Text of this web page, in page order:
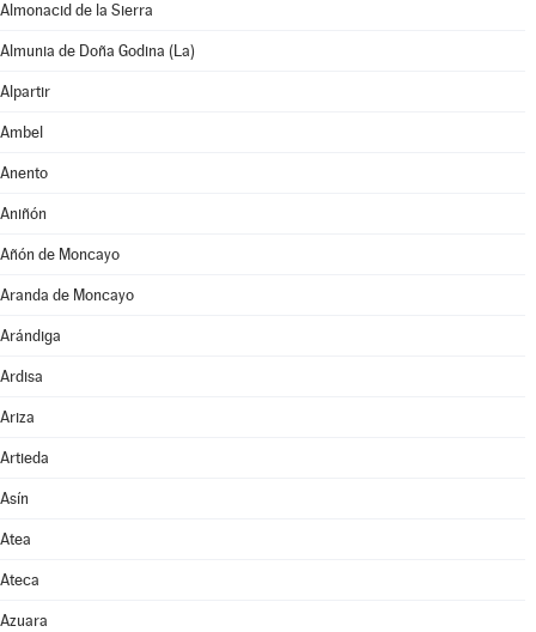
Almonacid de la Sierra
Almunia de Doña Godina (La)
Alpartir
Ambel
Anento
Aniñón
Añón de Moncayo
Aranda de Moncayo
Arándiga
Ardisa
Ariza
Artieda
Asín
Atea
Ateca
Azuara